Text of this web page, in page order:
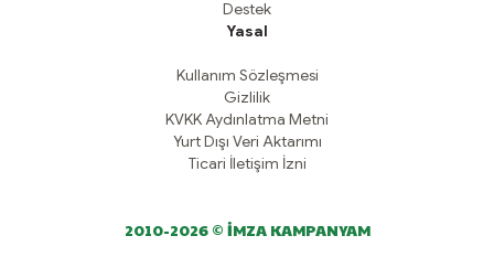
Destek
Yasal
Kullanım Sözleşmesi
Gizlilik
KVKK Aydınlatma Metni
Yurt Dışı Veri Aktarımı
Ticari İletişim İzni
2010-2026 © İMZA KAMPANYAM